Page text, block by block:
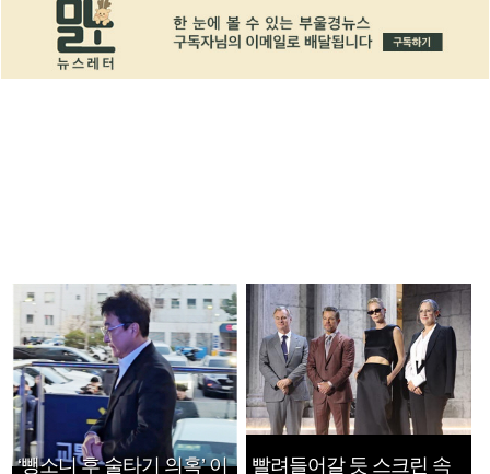
‘뺑소니 후 술타기 의혹’ 이 빨려들어갈 듯 스크린 속